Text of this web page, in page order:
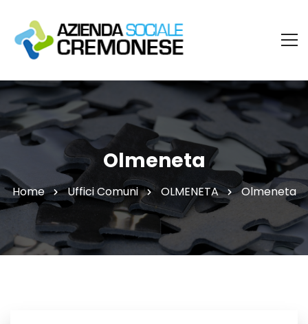
Olmeneta
Home Uffici Comuni OLMENETA Olmeneta